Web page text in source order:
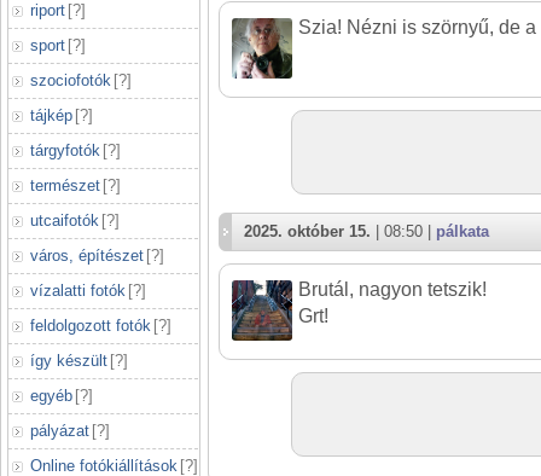
riport [?]
sport [?]
szociofotók [?]
tájkép [?]
tárgyfotók [?]
természet [?]
utcaifotók [?]
város, építészet [?]
vízalatti fotók [?]
feldolgozott fotók [?]
így készült [?]
egyéb [?]
pályázat [?]
Online fotókiállítások [?]
Szia! Nézni is szörnyű, de a
2025. október 15. | 08:50 | pálkata
Brutál, nagyon tetszik!
Grt!